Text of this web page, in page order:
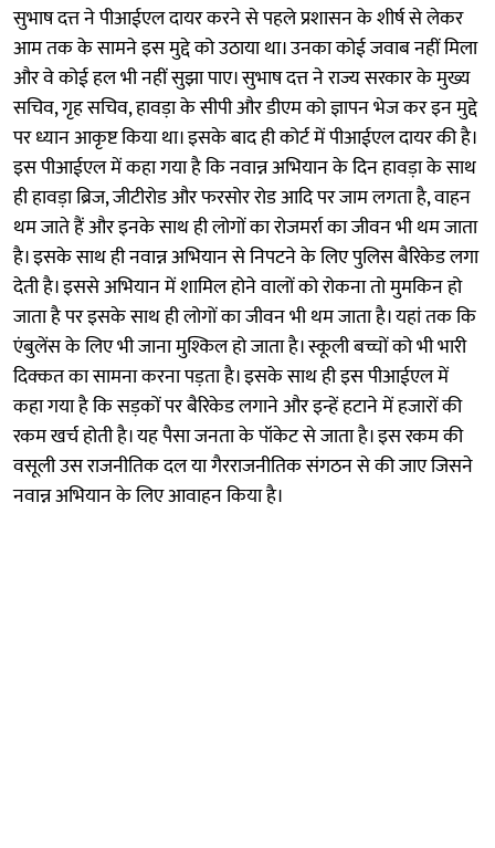
सुभाष दत्त ने पीआईएल दायर करने से पहले प्रशासन के शीर्ष से लेकर
आम तक के सामने इस मुद्दे को उठाया था। उनका कोई जवाब नहीं मिला
और वे कोई हल भी नहीं सुझा पाए। सुभाष दत्त ने राज्य सरकार के मुख्य
सचिव, गृह सचिव, हावड़ा के सीपी और डीएम को ज्ञापन भेज कर इन मुद्दे
पर ध्यान आकृष्ट किया था। इसके बाद ही कोर्ट में पीआईएल दायर की है।
इस पीआईएल में कहा गया है कि नवान्न अभियान के दिन हावड़ा के साथ
ही हावड़ा ब्रिज, जीटीरोड और फरसोर रोड आदि पर जाम लगता है, वाहन
थम जाते हैं और इनके साथ ही लोगों का रोजमर्रा का जीवन भी थम जाता
है। इसके साथ ही नवान्न अभियान से निपटने के लिए पुलिस बैरिकेड लगा
देती है। इससे अभियान में शामिल होने वालों को रोकना तो मुमकिन हो
जाता है पर इसके साथ ही लोगों का जीवन भी थम जाता है। यहां तक कि
एंबुलेंस के लिए भी जाना मुश्किल हो जाता है। स्कूली बच्चों को भी भारी
दिक्कत का सामना करना पड़ता है। इसके साथ ही इस पीआईएल में
कहा गया है कि सड़कों पर बैरिकेड लगाने और इन्हें हटाने में हजारों की
रकम खर्च होती है। यह पैसा जनता के पॉकेट से जाता है। इस रकम की
वसूली उस राजनीतिक दल या गैरराजनीतिक संगठन से की जाए जिसने
नवान्न अभियान के लिए आवाहन किया है।